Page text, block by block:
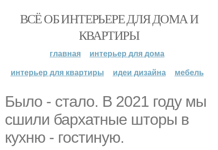
ВСЁ ОБ ИНТЕРЬЕРЕ ДЛЯ ДОМА И
КВАРТИРЫ
главная
интерьер для дома
интерьер для квартиры
идеи дизайна мебель
Было - стало. В 2021 году мы
сшили бархатные шторы в
кухню - гостиную.